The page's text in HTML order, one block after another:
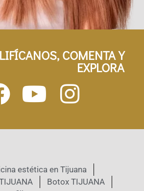
COMENTA Y
EXPLORA
estética en Tijuana
Botox TIJUANA